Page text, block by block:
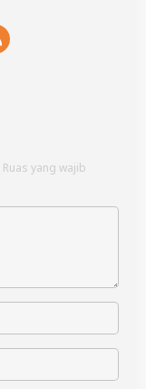
Ruas yang wajib